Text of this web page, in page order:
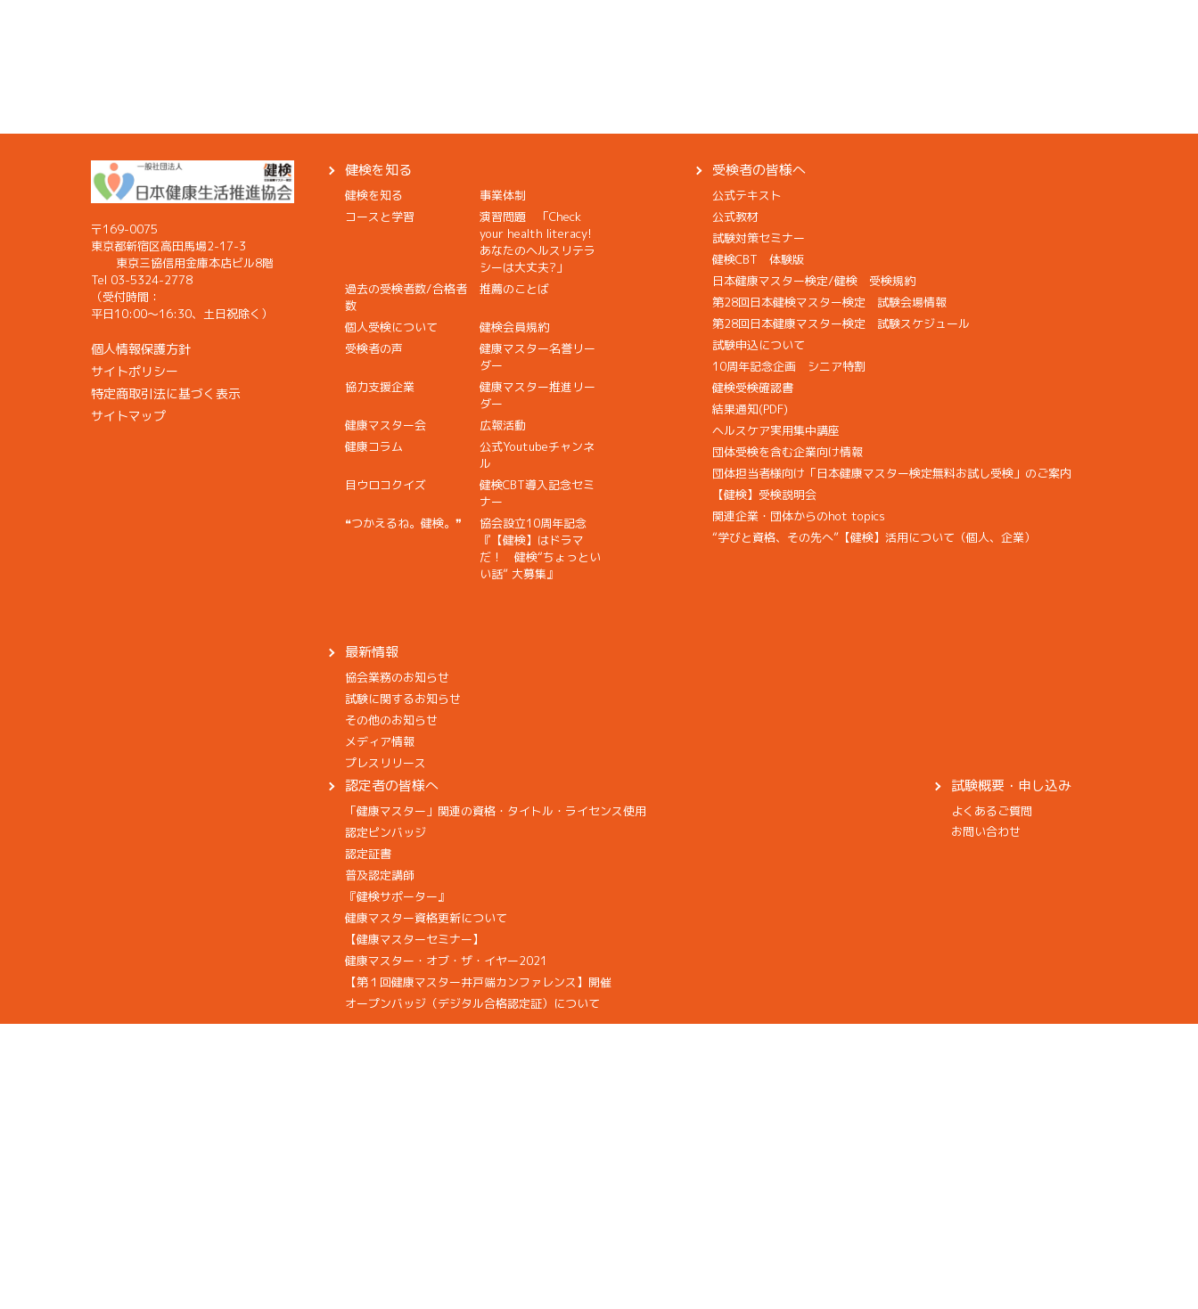
〒169-0075
東京都新宿区高田馬場2-17-3
東京三協信用金庫本店ビル8階
Tel 03-5324-2778
（受付時間：
平日10:00〜16:30、土日祝除く）
個人情報保護方針
サイトポリシー
特定商取引法に基づく表示
サイトマップ
健検を知る
健検を知る
事業体制
コースと学習
演習問題 「Check
your health literacy!
あなたのヘルスリテラ
シーは大丈夫?」
過去の受検者数/合格者
数
推薦のことば
個人受検について
健検会員規約
受検者の声
健康マスター名誉リー
ダー
協力支援企業
健康マスター推進リー
ダー
健康マスター会
広報活動
健康コラム
公式Youtubeチャンネ
ル
目ウロコクイズ
健検CBT導入記念セミ
ナー
❝つかえるね。健検。❞
協会設立10周年記念
『【健検】はドラマ
だ！ 健検“ちょっとい
い話” 大募集』
最新情報
協会業務のお知らせ
試験に関するお知らせ
その他のお知らせ
メディア情報
プレスリリース
受検者の皆様へ
公式テキスト
公式教材
試験対策セミナー
健検CBT 体験版
日本健康マスター検定/健検 受検規約
第28回日本健検マスター検定 試験会場情報
第28回日本健康マスター検定 試験スケジュール
試験申込について
10周年記念企画 シニア特割
健検受検確認書
結果通知(PDF)
ヘルスケア実用集中講座
団体受検を含む企業向け情報
団体担当者様向け「日本健康マスター検定無料お試し受検」のご案内
【健検】受検説明会
関連企業・団体からのhot topics
“学びと資格、その先へ”【健検】活用について（個人、企業）
認定者の皆様へ
「健康マスター」関連の資格・タイトル・ライセンス使用
認定ピンバッジ
認定証書
普及認定講師
『健検サポーター』
健康マスター資格更新について
【健康マスターセミナー】
健康マスター・オブ・ザ・イヤー2021
【第１回健康マスター井戸端カンファレンス】開催
オープンバッジ（デジタル合格認定証）について
試験概要・申し込み
よくあるご質問
お問い合わせ